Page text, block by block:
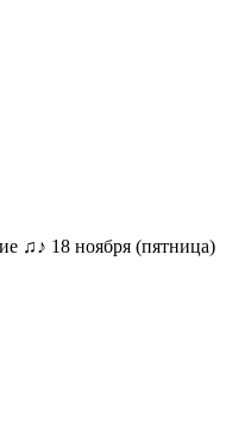
♫♪ 18 ноября (пятница)